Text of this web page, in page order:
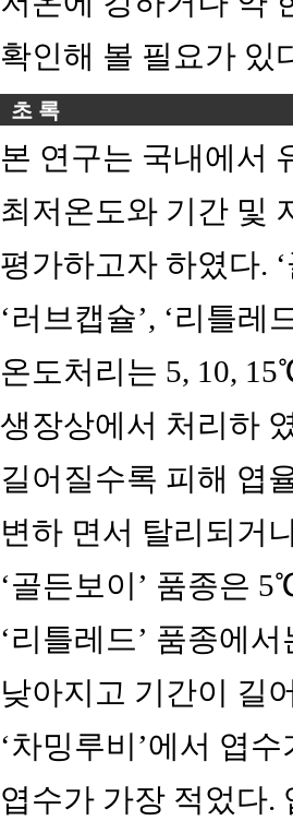
확인해 볼 필요가 있
초 록
본 연구는 국내에서
최저온도와 기간 및
평가하고자 하였다. ‘
‘러브캡슐’, ‘리틀
온도처리는 5, 10,
생장상에서 처리하
길어질수록 피해 엽
변하 면서 탈리되거
‘골든보이’ 품종은
‘리틀레드’ 품종에
낮아지고 기간이 길
‘차밍루비’에서 엽
엽수가 가장 적었다.